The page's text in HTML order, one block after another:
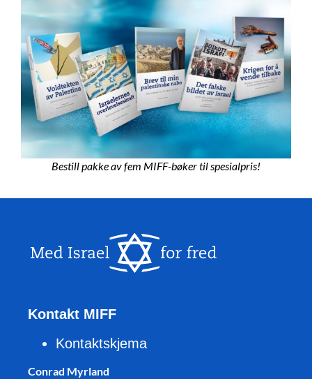
Bestill pakke av fem MIFF-bøker til spesialpris!
Kontakt MIFF
Kontaktskjema
Conrad Myrland